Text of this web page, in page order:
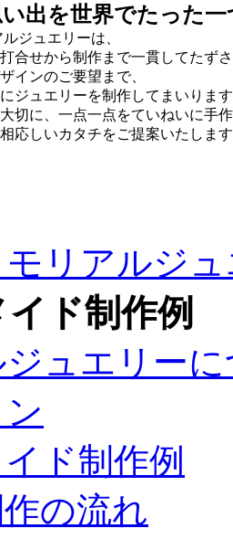
出を世界でたった
ジュエリーは、
合せから制作まで一貫してたず
インのご要望まで、
ジュエリーを制作してまいりま
切に、一点一点をていねいに手
応しいカタチをご提案いたしま
リアルジ
ド制作例
ュエリー
ド制作例
の流れ